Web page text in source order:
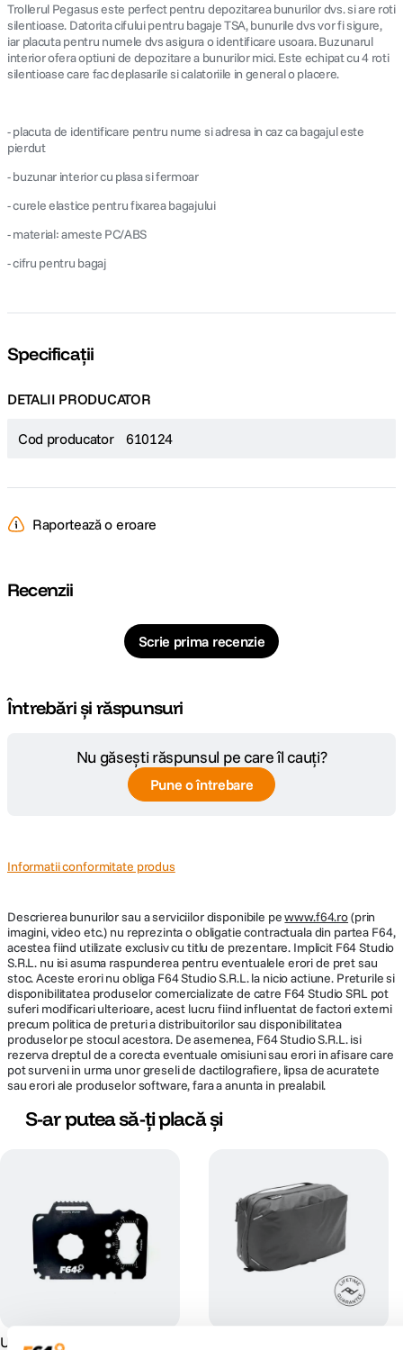
Trollerul Pegasus este perfect pentru depozitarea bunurilor dvs. si are roti
silentioase. Datorita cifului pentru bagaje TSA, bunurile dvs vor fi sigure,
iar placuta pentru numele dvs asigura o identificare usoara. Buzunarul
interior ofera optiuni de depozitare a bunurilor mici. Este echipat cu 4 roti
silentioase care fac deplasarile si calatoriile in general o placere.
- placuta de identificare pentru nume si adresa in caz ca bagajul este
pierdut
- buzunar interior cu plasa si fermoar
- curele elastice pentru fixarea bagajului
- material: ameste PC/ABS
- cifru pentru bagaj
Specificații
DETALII PRODUCATOR
Cod producator 610124
Raportează o eroare
Recenzii
Scrie prima recenzie
Întrebări și răspunsuri
Nu găsești răspunsul pe care îl cauți?
Pune o întrebare
Informatii conformitate produs
Descrierea bunurilor sau a serviciilor disponibile pewww.f64.ro(prin
imagini, video etc.) nu reprezinta o obligatie contractuala din partea F64,
acestea fiind utilizate exclusiv cu titlu de prezentare. Implicit F64 Studio
S.R.L. nu isi asuma raspunderea pentru eventualele erori de pret sau
stoc. Aceste erori nu obliga F64 Studio S.R.L. la nicio actiune. Preturile si
disponibilitatea produselor comercializate de catre F64 Studio SRL pot
suferi modificari ulterioare, acest lucru fiind influentat de factori externi
precum politica de preturi a distribuitorilor sau disponibilitatea
produselor pe stocul acestora. De asemenea, F64 Studio S.R.L. isi
rezerva dreptul de a corecta eventuale omisiuni sau erori in afisare care
pot surveni in urma unor greseli de dactilografiere, lipsa de acuratete
sau erori ale produselor software, fara a anunta in prealabil.
S-ar putea să-ți placă și
Unealta Universala Tip